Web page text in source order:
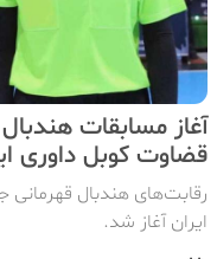
آغاز مسابقات
قضاوت کوبل داوری
رقابت‌های هندبال قهرمانی
ایران آغاز شد.